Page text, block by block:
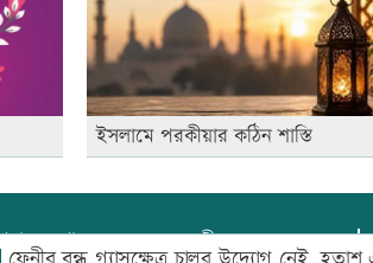
ইসলামে পরকীয়ার কঠিন শাস্তি
সম্পাদক:আফজাল বারী